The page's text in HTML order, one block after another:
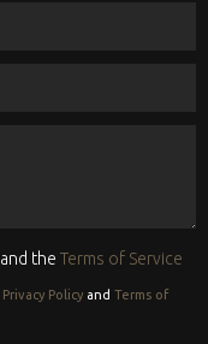
and the Terms of Service
Privacy Policy and Terms of